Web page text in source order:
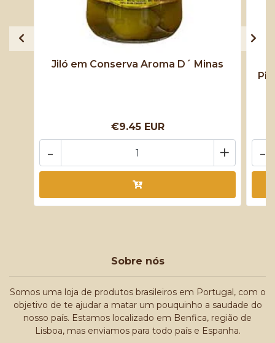
Jiló em Conserva Aroma D´ Minas
€9.45 EUR
+
- -
Sobre nós
Somos uma loja de produtos brasileiros em Portugal, com o
objetivo de te ajudar a matar um pouquinho a saudade do
nosso país. Estamos localizado em Benfica, região de
Lisboa, mas enviamos para todo país e Espanha.